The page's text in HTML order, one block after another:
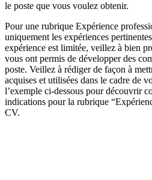
le poste que vous voulez obtenir.
Pour une rubrique Expérience
uniquement les expériences
expérience est limitée, veillez à bien
vous ont permis de développer des
poste. Veillez à rédiger de façon à
acquises et utilisées dans le cadre de
l’exemple ci-dessous pour découvrir
indications pour la rubrique
CV.